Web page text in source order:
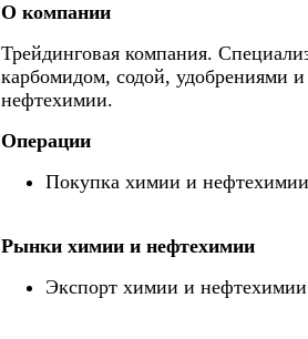
О компании
Трейдинговая компания.
карбомидом, содой, удобрениями
нефтехимии.
Операции
Покупка химии и нефтехимии
Рынки химии и нефтехимии
Экспорт химии и нефтехимии